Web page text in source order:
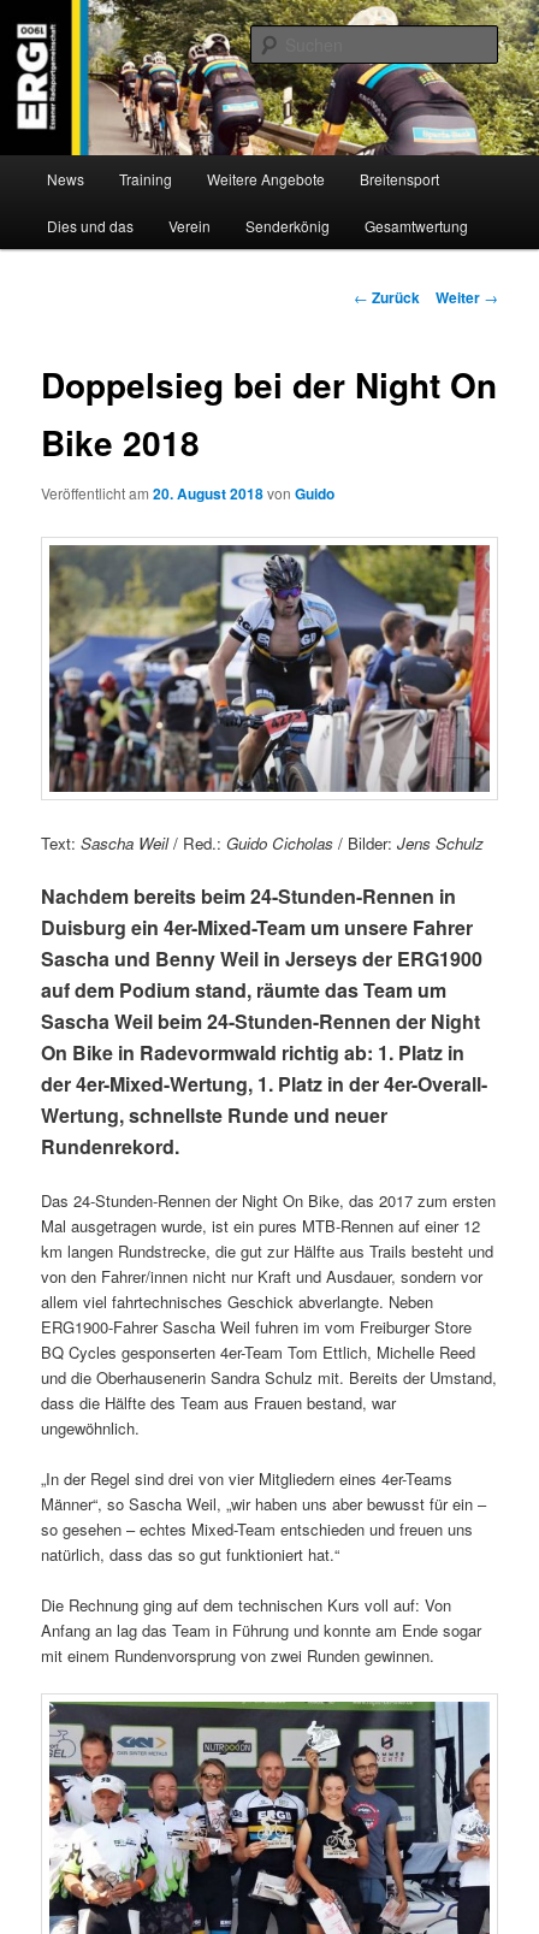
Inhalt
wechseln
ERG 1900 e.V
Willkommen bei der Essener Radsportgemeinschaft
News Training Weitere Angebote Breitensport
Dies und das Verein Senderkönig Gesamtwertung
Beitragsnavigation
← Zurück Weiter →
Doppelsieg bei der Night On
Bike 2018
Veröffentlicht am20. August 2018vonGuido
Text:Sascha Weil/ Red.:Guido Cicholas / Bilder:Jens Schulz
Nachdem bereits beim 24-Stunden-Rennen in
Duisburg ein 4er-Mixed-Team um unsere Fahrer
Sascha und Benny Weil in Jerseys der ERG1900
auf dem Podium stand, räumte das Team um
Sascha Weil beim 24-Stunden-Rennen der Night
On Bike in Radevormwald richtig ab: 1. Platz in
der 4er-Mixed-Wertung, 1. Platz in der 4er-Overall-
Wertung, schnellste Runde und neuer
Rundenrekord.
Das 24-Stunden-Rennen der Night On Bike, das 2017 zum ersten
Mal ausgetragen wurde, ist ein pures MTB-Rennen auf einer 12
km langen Rundstrecke, die gut zur Hälfte aus Trails besteht und
von den Fahrer/innen nicht nur Kraft und Ausdauer, sondern vor
allem viel fahrtechnisches Geschick abverlangte. Neben
ERG1900-Fahrer Sascha Weil fuhren im vom Freiburger Store
BQ Cycles gesponserten 4er-Team Tom Ettlich, Michelle Reed
und die Oberhausenerin Sandra Schulz mit. Bereits der Umstand,
dass die Hälfte des Team aus Frauen bestand, war
ungewöhnlich.
„In der Regel sind drei von vier Mitgliedern eines 4er-Teams
Männer“, so Sascha Weil, „wir haben uns aber bewusst für ein –
so gesehen – echtes Mixed-Team entschieden und freuen uns
natürlich, dass das so gut funktioniert hat.“
Die Rechnung ging auf dem technischen Kurs voll auf: Von
Anfang an lag das Team in Führung und konnte am Ende sogar
mit einem Rundenvorsprung von zwei Runden gewinnen.